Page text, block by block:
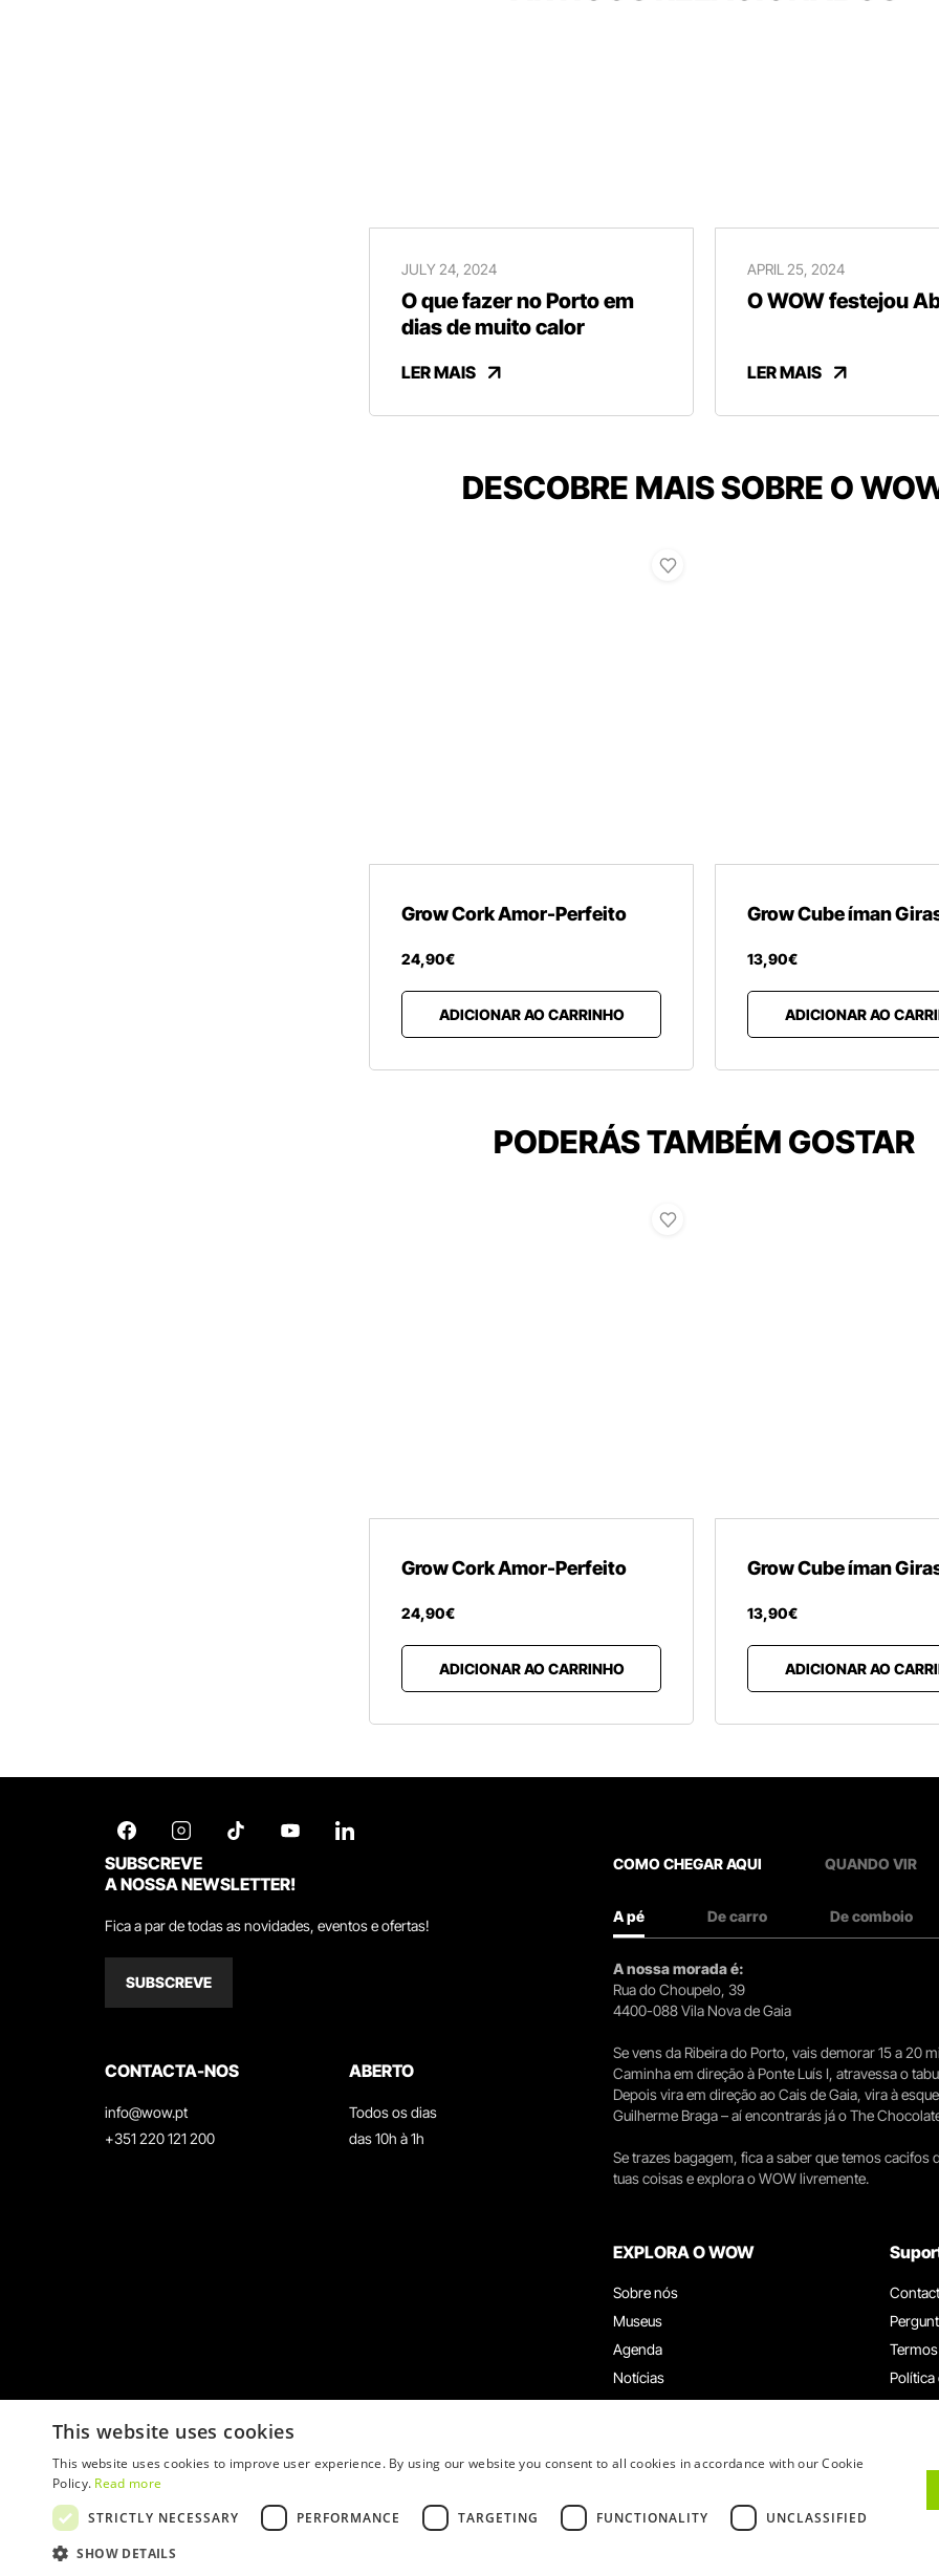
JULY 24, 2024
O que fazer no Porto em
dias de muito calor
LER MAIS
APRIL 25, 2024
O WOW festejou
LER MAIS
DESCOBRE MAIS SOBRE O
Grow Cork Amor-Perfeito
24,90€
ADICIONAR AO CARRINHO
Grow Cube íman
13,90€
ADICIONAR AO
PODERÁS TAMBÉM GOSTAR
Grow Cork Amor-Perfeito
24,90€
ADICIONAR AO CARRINHO
Grow Cube íman
13,90€
ADICIONAR AO
SUBSCREVE
A NOSSA NEWSLETTER!
Fica a par de todas as novidades, eventos e ofertas!
SUBSCREVE
CONTACTA-NOS
info@wow.pt
+351 220 121 200
ABERTO
Todos os dias
das 10h à 1h
COMO CHEGAR AQUI QUANDO VIR
A pé De carro De comboio
A nossa morada é:
Rua do Choupelo, 39
4400-088 Vila Nova de Gaia
Se vens da Ribeira do Porto, vais demorar 15 a 20
Caminha em direção à Ponte Luís I, atravessa o
Depois vira em direção ao Cais de Gaia, vira à
Guilherme Braga – aí encontrarás já o The
Se trazes bagagem, fica a saber que temos
tuas coisas e explora o WOW livremente.
EXPLORA O WOW
Sobre nós
Museus
Agenda
Notícias
Restaurantes
Grupos e Eventos
Política
This website uses cookies
This website uses cookies to improve user experience. By using our website you consent to all cookies in accordance with our Cookie
Policy. Read more
STRICTLY NECESSARY
PERFORMANCE TARGETING FUNCTIONALITY UNCLASSIFIED
SHOW DETAILS